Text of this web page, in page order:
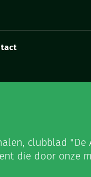
clubblad "De
die door onze